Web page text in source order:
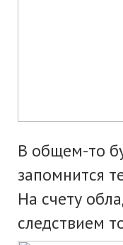
В общем-то
запомнится
На счету
следствием